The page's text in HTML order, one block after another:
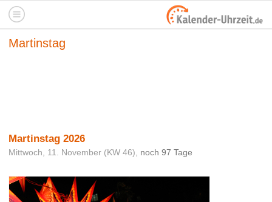
Martinstag
Martinstag 2026
Mittwoch, 11. November (KW 46), noch 97 Tage